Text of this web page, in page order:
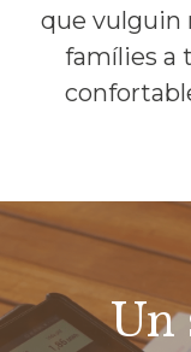
que vulguin
famílies a
Un